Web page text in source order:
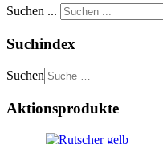
Suchen ...
Suchindex
Suchen
Aktionsprodukte